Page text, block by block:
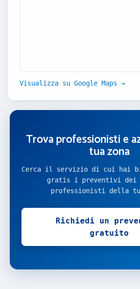
Visualizza su Google Maps →
Trova professionisti e
tua zona
Cerca il servizio di cui hai
gratis i preventivi dei
professionisti della
Richiedi un
gratuito